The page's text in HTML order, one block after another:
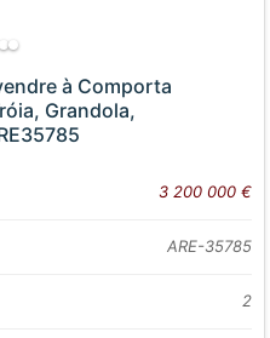
à Comporta
Grandola,
3 200 000 €
ARE-35785
2